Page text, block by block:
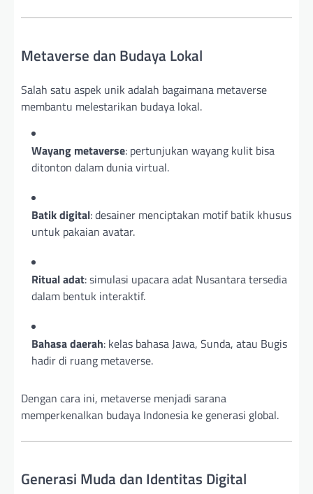
Metaverse dan Budaya Lokal
Salah satu aspek unik adalah bagaimana metaverse
membantu melestarikan budaya lokal.
Wayang metaverse: pertunjukan wayang kulit bisa
ditonton dalam dunia virtual.
Batik digital: desainer menciptakan motif batik khusus
untuk pakaian avatar.
Ritual adat: simulasi upacara adat Nusantara tersedia
dalam bentuk interaktif.
Bahasa daerah: kelas bahasa Jawa, Sunda, atau Bugis
hadir di ruang metaverse.
Dengan cara ini, metaverse menjadi sarana
memperkenalkan budaya Indonesia ke generasi global.
Generasi Muda dan Identitas Digital